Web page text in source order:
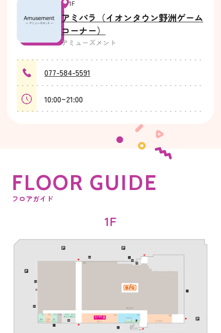
1F
アミパラ（イオンタウン野洲ゲーム
コーナー）
アミューズメント
077-584-5591
10:00~21:00
FLOOR GUIDE
フロアガイド
1F